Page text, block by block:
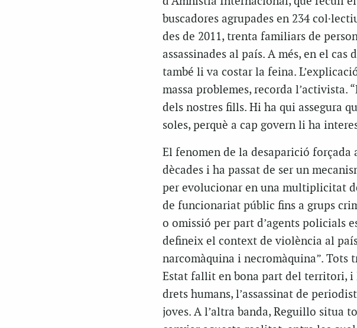
buscadores agrupades en 234
des de 2011, trenta familiars de
assassinades al país. A més, en el
també li va costar la feina.
massa problemes, recorda
dels nostres fills. Hi ha qui assegura
soles, perquè a cap govern li ha
El fenomen de la desaparició forçada
dècades i ha passat de ser un
per evolucionar en una multiplicitat
de funcionariat públic fins a grups
o omissió per part d’agents policials
defineix el context de violència al
narcomàquina i necromàquina”. Tots
Estat fallit en bona part del territori, i
drets humans, l’assassinat de
joves. A l’altra banda, Reguillo situa